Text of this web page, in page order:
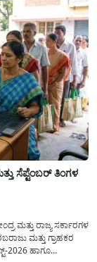
ಸೆಪ್ಟೆಂಬರ್ ತಿಂಗಳ
ಮತ್ತು ರಾಜ್ಯ ಸರ್ಕಾರಗಳ
ಮತ್ತು ಗ್ರಾಹಕರ
2026 ಹಾಗೂ